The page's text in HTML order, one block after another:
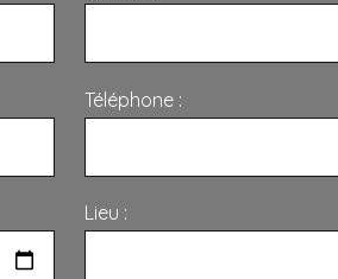
Téléphone :
Lieu :